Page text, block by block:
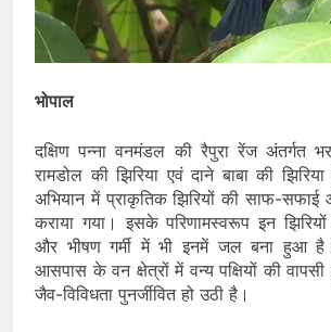
भोपाल
दक्षिण पन्ना वनमंडल की रैपुरा रेंज अंतर्गत
रामडोल की झिरिया एवं दाने बाबा की
अभियान में प्राकृतिक झिरियों की साफ-सफाई
कराया गया। इसके परिणामस्वरूप इन झिरियों
और भीषण गर्मी में भी इनमें जल बना हुआ
आसपास के वन क्षेत्रों में वन्य पक्षियों की
जैव-विविधता पुनर्जीवित हो उठी है।